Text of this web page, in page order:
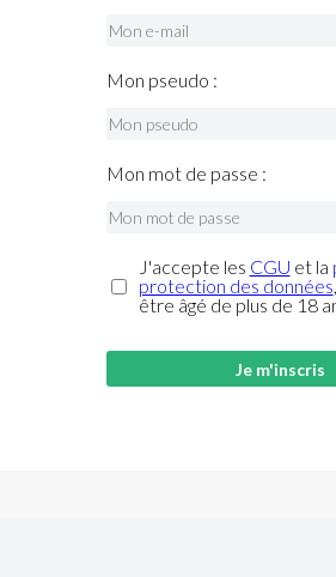
Mon pseudo :
Mon mot de passe :
J'accepte les CGU et la
protection des données
être âgé de plus de 18